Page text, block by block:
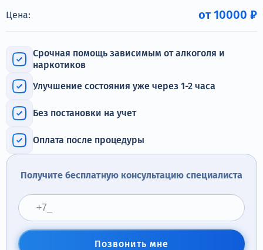
Терапия
Круглосуточно, анонимно
+7 (905) 483-87-88
Адрес call-центра
Цена: от 10000 ₽
Срочная помощь зависимым от алкоголя и
наркотиков
Улучшение состояния уже через 1-2 часа
Без постановки на учет
Оплата после процедуры
Получите бесплатную консультацию специалиста
Позвонить мне